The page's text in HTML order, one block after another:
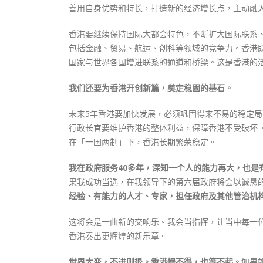
善用自身优势和特长，打造新的经济增长点，主动融
香港要继续保持国际大都会特色，不断扩大国际联
包括金融、贸易、航运、创科等领域的竞争力。香
国家与世界各国增进联系的通道和桥梁。这是香港的
我们还要为香港开创新篇，奠定稳固的基石。
未来5年香港要加快发展，必须巩固得来不易的稳定
行政长官要维护香港的整体利益，保障香港不受破
在「一国两制」下，香港长期繁荣稳定。
我在政府服务40多年，深知一个人的能力再大，也是
果我成功当选，在我领导下的第六届政府将会以诚恳
经验、有能力的人才、专家，担任政府及其他管治机
这将会是一曲新的交响乐。我会当指挥，让当中每
香港奏出更辉煌的新乐章。